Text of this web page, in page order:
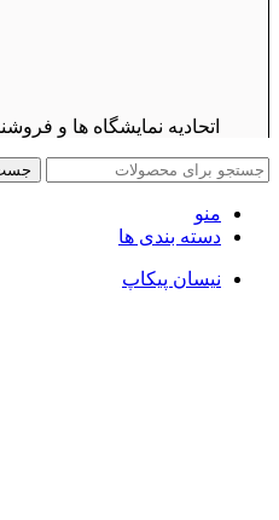
اتحادیه نمایشگاه ها و
منو
دسته بندی ها
نیسان پیکاپ